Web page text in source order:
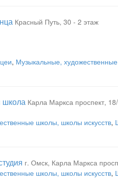
Красный Путь, 30 - 2 этаж
, Музыкальные,
школа Карла Маркса проспект,
школы, школы искусств,
г. Омск, Карла Маркса
школы, школы искусств,